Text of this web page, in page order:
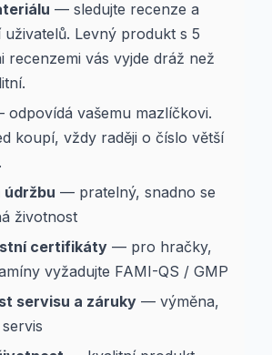
— sledujte recenze a
uživatelů. Levný produkt s 5
recenzemi vás vyjde dráž než
odpovídá vašemu mazlíčkovi.
koupí, vždy raději o číslo větší
údržbu — pratelný, snadno se
životnost
certifikáty — pro hračky,
vyžadujte FAMI-QS / GMP
servisu a záruky — výměna,